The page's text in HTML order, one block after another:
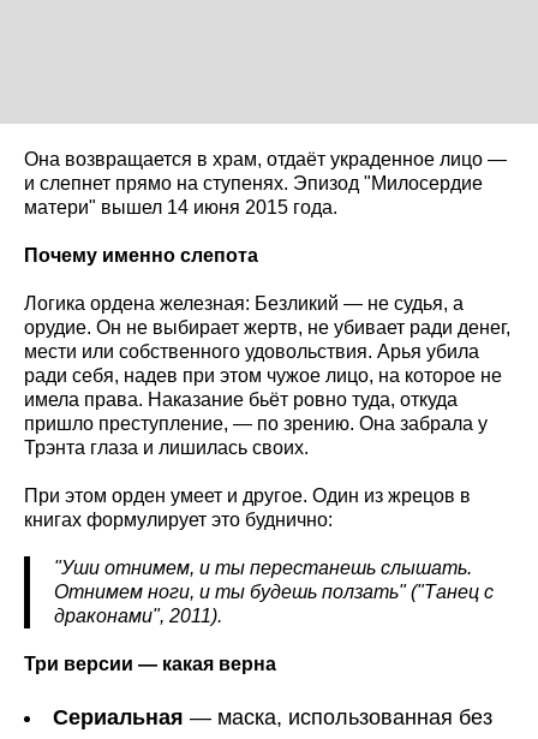
Она возвращается в храм, отдаёт украденное лицо —
и слепнет прямо на ступенях. Эпизод "Милосердие
матери" вышел 14 июня 2015 года.
Почему именно слепота
Логика ордена железная: Безликий — не судья, а
орудие. Он не выбирает жертв, не убивает ради денег,
мести или собственного удовольствия. Арья убила
ради себя, надев при этом чужое лицо, на которое не
имела права. Наказание бьёт ровно туда, откуда
пришло преступление, — по зрению. Она забрала у
Трэнта глаза и лишилась своих.
При этом орден умеет и другое. Один из жрецов в
книгах формулирует это буднично:
"Уши отнимем, и ты перестанешь слышать.
Отнимем ноги, и ты будешь ползать" ("Танец с
драконами", 2011).
Три версии — какая верна
Сериальная — маска, использованная без